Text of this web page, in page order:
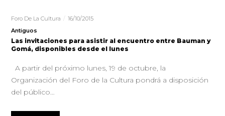
Foro De La Cultura
16/10/2015
Antiguos
Las invitaciones para asistir al encuentro entre Bauman y
Gomá, disponibles desde el lunes
A partir del próximo lunes, 19 de octubre, la
Organización del Foro de la Cultura pondrá a disposición
del público…